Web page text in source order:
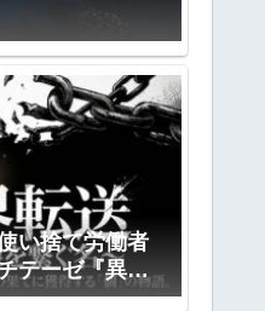
い捨て労働者
テーゼ『異世
開